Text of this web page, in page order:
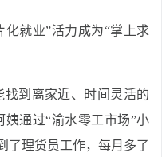
就业”活力成为“掌上求
到离家近、时间灵活的
姨通过“渝水零工市场”小
了理货员工作，每月多了